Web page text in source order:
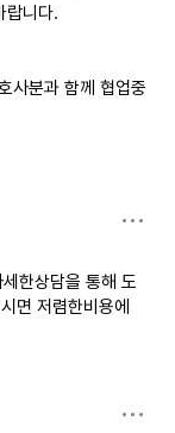
랍니다.
사분과 함께 협업중
한상담을 통해 도
면 저렴한비용에